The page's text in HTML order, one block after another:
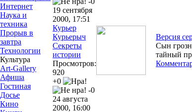
Интернет
Наука и
техника
Прорыв в
завтра
Технологии
Культура
Art-Gallery
Афиша
Гостиная
Досье
Кино
19 сентября
2000, 17:51
Курьер
Курьерыч
Секреты
истории
Просмотров:
920
+0
-0
Версия
Сын
тайный
24 августа
2000, 16:00